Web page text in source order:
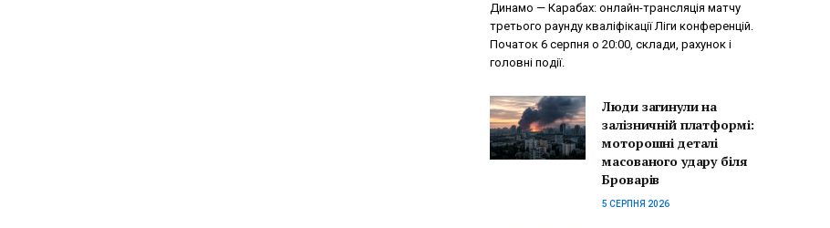
Динамо — Карабах: онлайн-трансляція матчу
третього раунду кваліфікації Ліги конференцій.
Початок 6 серпня о 20:00, склади, рахунок і
головні події.
Люди загинули на
залізничній платформі:
моторошні деталі
масованого удару біля
Броварів
5 СЕРПНЯ 2026